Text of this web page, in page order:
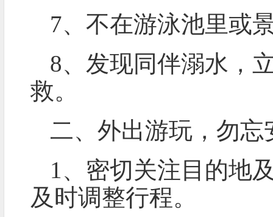
7、不在游泳池里或
8、发现同伴溺水，
救。
二、外出游玩，勿忘
1、密切关注目的地
及时调整行程。